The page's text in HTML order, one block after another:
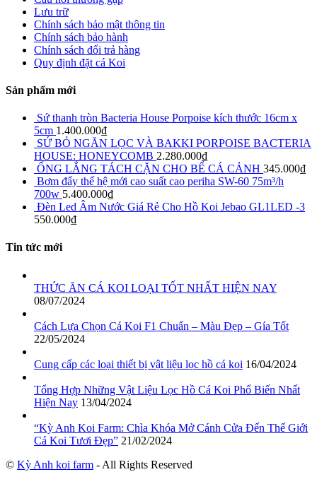
Lưu trữ
Chính sách bảo mật thông tin
Chính sách bảo hành
Chính sách đổi trả hàng
Quy định đặt cá Koi
Sản phẩm mới
Sứ thanh tròn Bacteria House Porpoise kích thước 16cm x
5cm 1.400.000₫
SỨ BỎ NGĂN LỌC VÀ BAKKI PORPOISE BACTERIA
HOUSE: HONEYCOMB 2.280.000₫
ỐNG LẮNG TÁCH CẶN CHO BỂ CÁ CẢNH 345.000₫
Bơm đẩy thế hệ mới cao suất cao periha SW-60 75m³/h
700w 5.400.000₫
Đèn Led Âm Nước Giá Rẻ Cho Hồ Koi Jebao GL1LED -3
550.000₫
Tin tức mới
THỨC ĂN CÁ KOI LOẠI TỐT NHẤT HIỆN NAY
08/07/2024
Cách Lựa Chọn Cá Koi F1 Chuẩn – Màu Đẹp – Gía Tốt
22/05/2024
Cung cấp các loại thiết bị vật liệu lọc hồ cá koi 16/04/2024
Tổng Hợp Những Vật Liệu Lọc Hồ Cá Koi Phổ Biến Nhất
Hiện Nay 13/04/2024
“Kỳ Anh Koi Farm: Chìa Khóa Mở Cánh Cửa Đến Thế Giới
Cá Koi Tươi Đẹp” 21/02/2024
© Kỳ Anh koi farm - All Rights Reserved